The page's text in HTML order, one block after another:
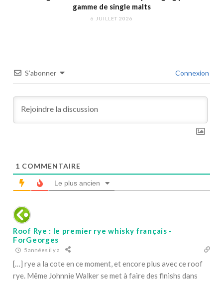
gamme de single malts
6 JUILLET 2026
S’abonner Connexion
1 COMMENTAIRE
Le plus ancien
Roof Rye : le premier rye whisky français -
ForGeorges
5 années il y a
[…] rye a la cote en ce moment, et encore plus avec ce roof
rye. Même Johnnie Walker se met à faire des finishs dans